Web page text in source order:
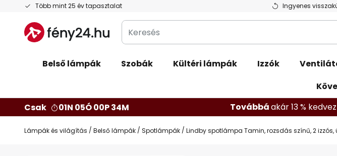
Több mint 25 év tapasztalat Ingyenes
Ugrás
tartalomhoz
Keresés
Belső lámpák Szobák Kültéri lámpák Izzók
Csak
01N 05Ó 00P 33M Továbbáakár 13 %
Lámpák és világítás Belső lámpák Spotlámpák Lindby spotlámpa Tamin, rozsdás színű, 2 izzós,